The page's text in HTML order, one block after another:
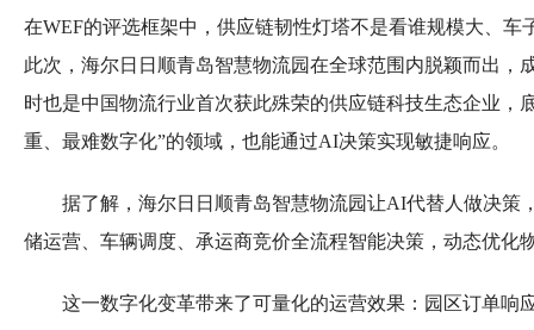
在WEF的评选框架中，供应链韧性灯塔不是看谁规模大、
此次，海尔日日顺青岛智慧物流园在全球范围内脱颖而出，
时也是中国物流行业首次获此殊荣的供应链科技生态企业，
重、最难数字化”的领域，也能通过AI决策实现敏捷响应。
据了解，海尔日日顺青岛智慧物流园让AI代替人做决策
储运营、车辆调度、承运商竞价全流程智能决策，动态优化
这一数字化变革带来了可量化的运营效果：园区订单响